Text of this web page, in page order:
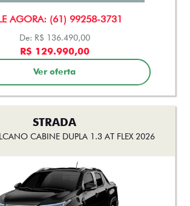
AGORA: (61) 99258-3731
FINANCIAMENTO
De: R$ 115.990,00
R$ 110.990,00
Ver oferta